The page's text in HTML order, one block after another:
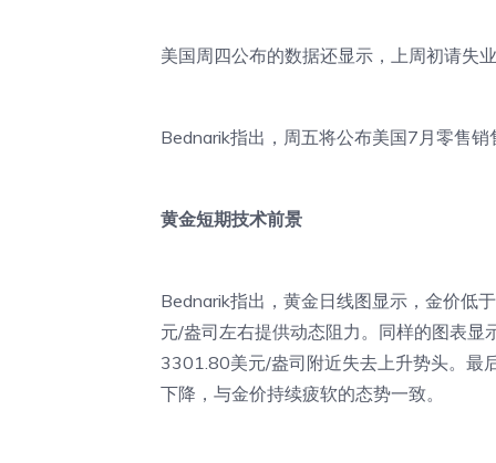
美国周四公布的数据还显示，上周初请失
Bednarik指出，周五将公布美国7月零售
黄金短期技术前景
Bednarik指出，黄金日线图显示，金价低
元/盎司左右提供动态阻力。同样的图表
3301.80美元/盎司附近失去上升势头。最
下降，与金价持续疲软的态势一致。